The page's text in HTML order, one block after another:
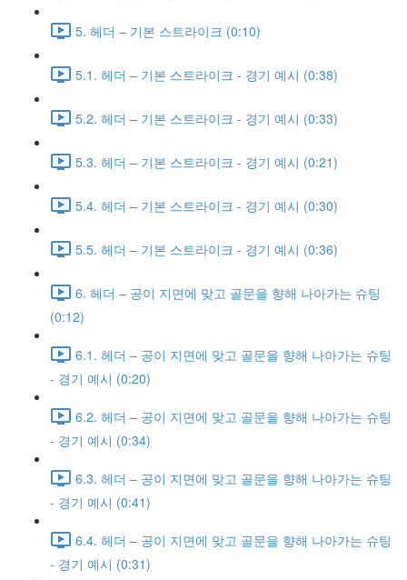
5. 헤더 – 기본 스트라이크 (0:10)
5.1. 헤더 – 기본 스트라이크 - 경기 예시 (0:38)
5.2. 헤더 – 기본 스트라이크 - 경기 예시 (0:33)
5.3. 헤더 – 기본 스트라이크 - 경기 예시 (0:21)
5.4. 헤더 – 기본 스트라이크 - 경기 예시 (0:30)
5.5. 헤더 – 기본 스트라이크 - 경기 예시 (0:36)
6. 헤더 – 공이 지면에 맞고 골문을 향해 나아가는 슈팅
(0:12)
6.1. 헤더 – 공이 지면에 맞고 골문을 향해 나아가는 슈팅
- 경기 예시 (0:20)
6.2. 헤더 – 공이 지면에 맞고 골문을 향해 나아가는 슈팅
- 경기 예시 (0:34)
6.3. 헤더 – 공이 지면에 맞고 골문을 향해 나아가는 슈팅
- 경기 예시 (0:41)
6.4. 헤더 – 공이 지면에 맞고 골문을 향해 나아가는 슈팅
- 경기 예시 (0:31)